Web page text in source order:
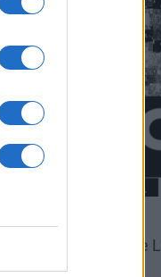
Gábor: Possible